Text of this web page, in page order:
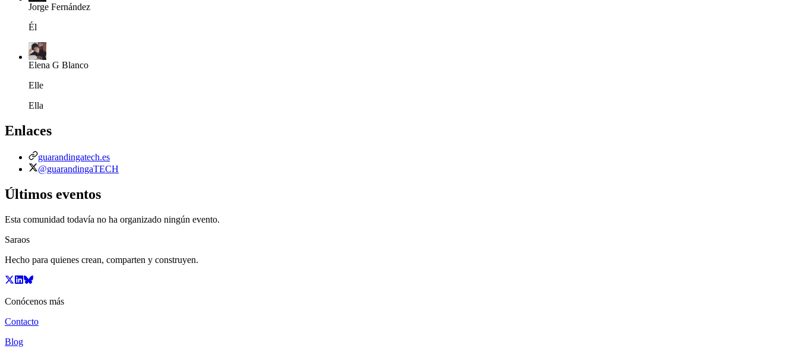
Jorge Fernández
Él
Elena G Blanco
Elle
Ella
Enlaces
guarandingatech.es
@guarandingaTECH
Últimos eventos
Esta comunidad todavía no ha organizado ningún evento.
Saraos
Hecho para quienes crean, comparten y construyen.
Conócenos más
Contacto
Blog